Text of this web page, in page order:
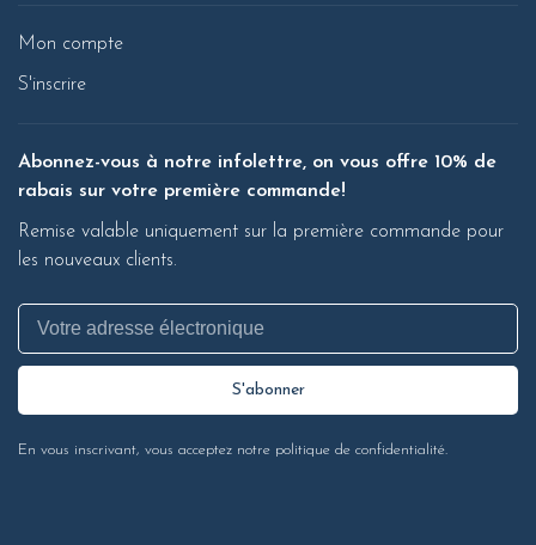
Mon compte
S'inscrire
Abonnez-vous à notre infolettre, on vous offre 10% de
rabais sur votre première commande!
Remise valable uniquement sur la première commande pour
les nouveaux clients.
S'abonner
En vous inscrivant, vous acceptez notre politique de confidentialité.